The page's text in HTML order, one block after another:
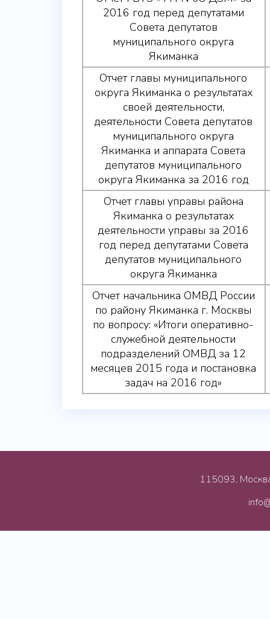
2016 год перед депутатами
Совета депутатов
муниципального округа
Якиманка
Отчет главы муниципального
округа Якиманка о результатах
своей деятельности,
деятельности Совета депутатов
муниципального округа
Якиманка и аппарата Совета
депутатов муниципального
округа Якиманка за 2016 год
Отчет главы управы района
Якиманка о результатах
деятельности управы за 2016
год перед депутатами Совета
депутатов муниципального
округа Якиманка
Отчет начальника ОМВД России
по району Якиманка г. Москвы
по вопросу: «Итоги оперативно-
служебной деятельности
подразделений ОМВД за 12
месяцев 2015 года и постановка
задач на 2016 год»
115093,